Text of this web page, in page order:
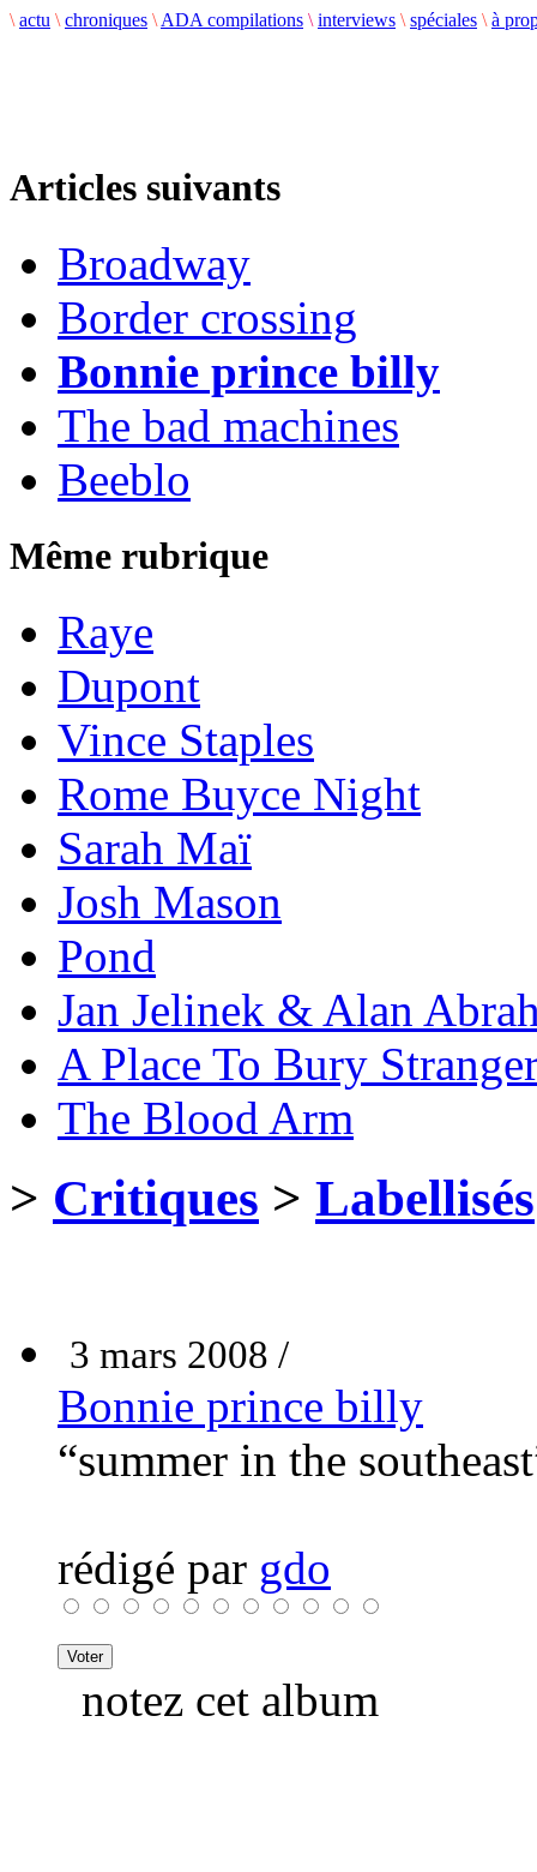
\ actu \ chroniques \ ADA compilations \ interviews \ spéciales \ à
Articles suivants
Broadway
Border crossing
Bonnie prince billy
The bad machines
Beeblo
Même rubrique
Raye
Dupont
Vince Staples
Rome Buyce Night
Sarah Maï
Josh Mason
Pond
Jan Jelinek & Alan
A Place To Bury
The Blood Arm
> Critiques > Labellisés
3 mars 2008 /
Bonnie prince billy
“summer in the
rédigé par gdo
notez cet album